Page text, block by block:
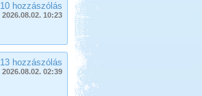
10 hozzászólás
2026.08.02. 10:23
13 hozzászólás
2026.08.02. 02:39